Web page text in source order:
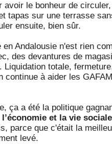
avoir le bonheur de
tapas sur une terrasse
ensuite, bien sûr.
Andalousie n'est rien
des devantures de
Liquidation totale,
continue à aider les
ça a été la politique
et la vie
parce que c'était la
levé.